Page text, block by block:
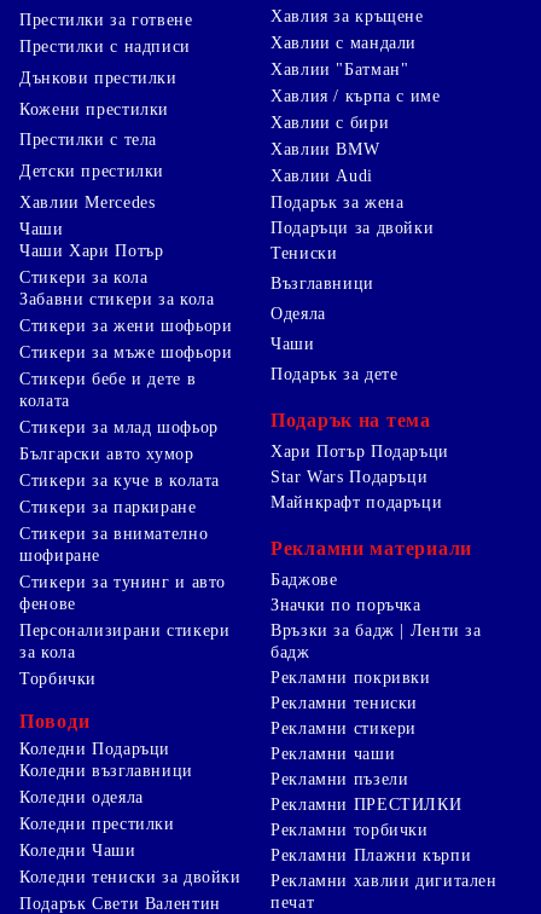
Престилки за готвене
Престилки с надписи
Дънкови престилки
Кожени престилки
Престилки с тела
Детски престилки
Хавлия за кръщене
Хавлии с мандали
Хавлии "Батман"
Хавлия / кърпа с име
Хавлии с бири
Хавлии BMW
Хавлии Audi
Хавлии Mercedes
Чаши
Чаши Хари Потър
Стикери за кола
Забавни стикери за кола
Стикери за жени шофьори
Стикери за мъже шофьори
Стикери бебе и дете в
колата
Стикери за млад шофьор
Български авто хумор
Стикери за куче в колата
Стикери за паркиране
Стикери за внимателно
шофиране
Стикери за тунинг и авто
фенове
Персонализирани стикери
за кола
Торбички
Поводи
Коледни Подаръци
Коледни възглавници
Коледни одеяла
Коледни престилки
Коледни Чаши
Коледни тениски за двойки
Подарък Свети Валентин
Подарък за жена
Подаръци за двойки
Тениски
Възглавници
Одеяла
Чаши
Подарък за дете
Подарък на тема
Хари Потър Подаръци
Star Wars Подаръци
Майнкрафт подаръци
Рекламни материали
Баджове
Значки по поръчка
Връзки за бадж | Ленти за
бадж
Рекламни покривки
Рекламни тениски
Рекламни стикери
Рекламни чаши
Рекламни пъзели
Рекламни ПРЕСТИЛКИ
Рекламни торбички
Рекламни Плажни кърпи
Рекламни хавлии дигитален
печат